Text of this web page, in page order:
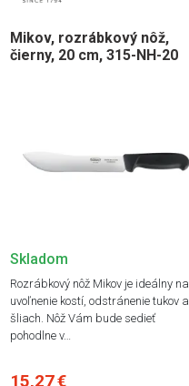
Mikov, rozrábkový nôž,
čierny, 20 cm, 315-NH-20
Skladom
Rozrábkový nôž Mikov je ideálny na
uvoľnenie kostí, odstránenie tukov a
šliach. Nôž Vám bude sedieť
pohodlne v…
15,27 €